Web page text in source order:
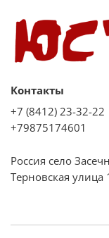
Бытовое
Диагональ
25/27 дюйм
Дополнительные
Гарантийный
Кассовый или
Монтажные
Вариант
Вид установки
Контакты
+7 (8412) 23-32-22
+79875174601
Россия село
Терновская улица